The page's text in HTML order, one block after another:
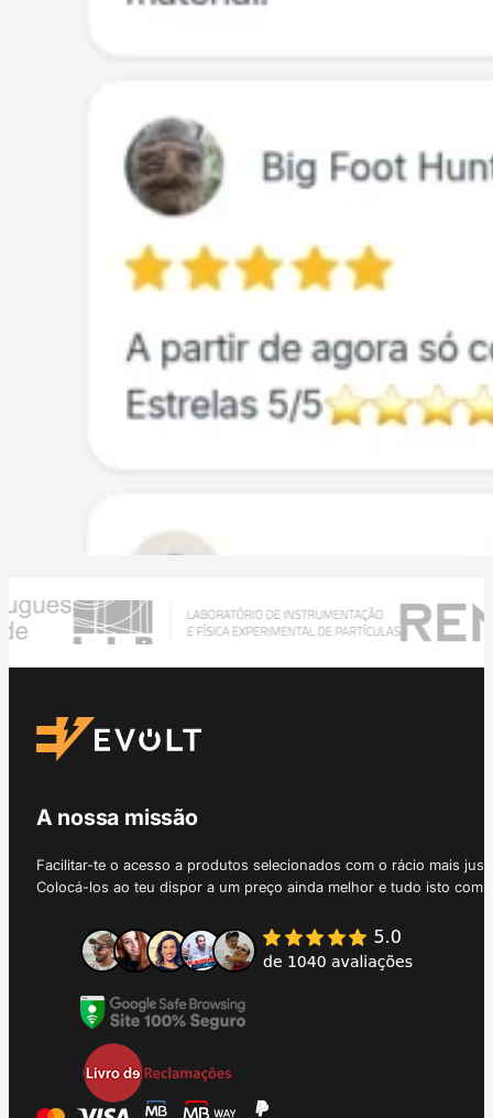
A nossa missão
Facilitar-te o acesso a produtos selecionados com o rácio mais
Colocá-los ao teu dispor a um preço ainda melhor e tudo isto